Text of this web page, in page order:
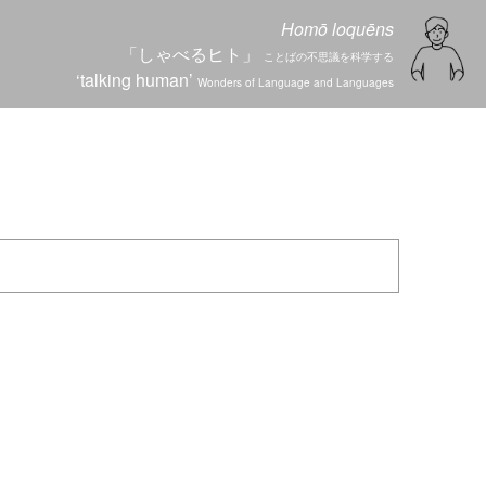
Homō loquēns
「しゃべるヒト」
ことばの不思議を科学する
‘talking human’ Wonders of Language and Languages